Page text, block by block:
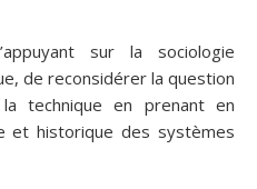
sur la sociologie
de reconsidérer la question
technique en prenant en
et historique des systèmes